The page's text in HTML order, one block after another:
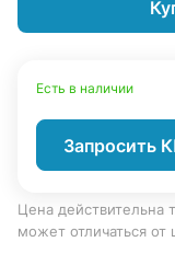
Есть в наличии
Запросить
Цена действительна
может отличаться от